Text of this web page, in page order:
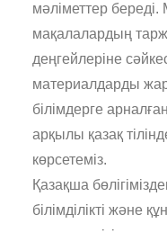
мәліметтер
мақалалардың
деңгейлеріне
материалдарды
білімдерге
арқылы қазақ
көрсетеміз.
Қазақша
білімділікті және